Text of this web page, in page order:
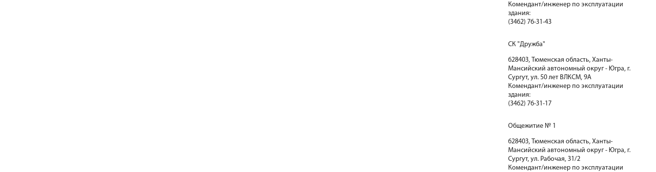
Комендант/инженер по эксплуатации
здания:
(3462) 76-31-43
СК "Дружба"
628403, Тюменская область, Ханты-
Мансийский автономный округ - Югра, г.
Сургут, ул. 50 лет ВЛКСМ, 9А
Комендант/инженер по эксплуатации
здания:
(3462) 76-31-17
Общежитие № 1
628403, Тюменская область, Ханты-
Мансийский автономный округ - Югра, г.
Сургут, ул. Рабочая, 31/2
Комендант/инженер по эксплуатации